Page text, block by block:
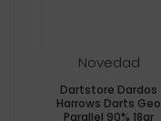
Novedad
Dartstore Dardos
Harrows Darts Geo
Parallel 90% 18gr